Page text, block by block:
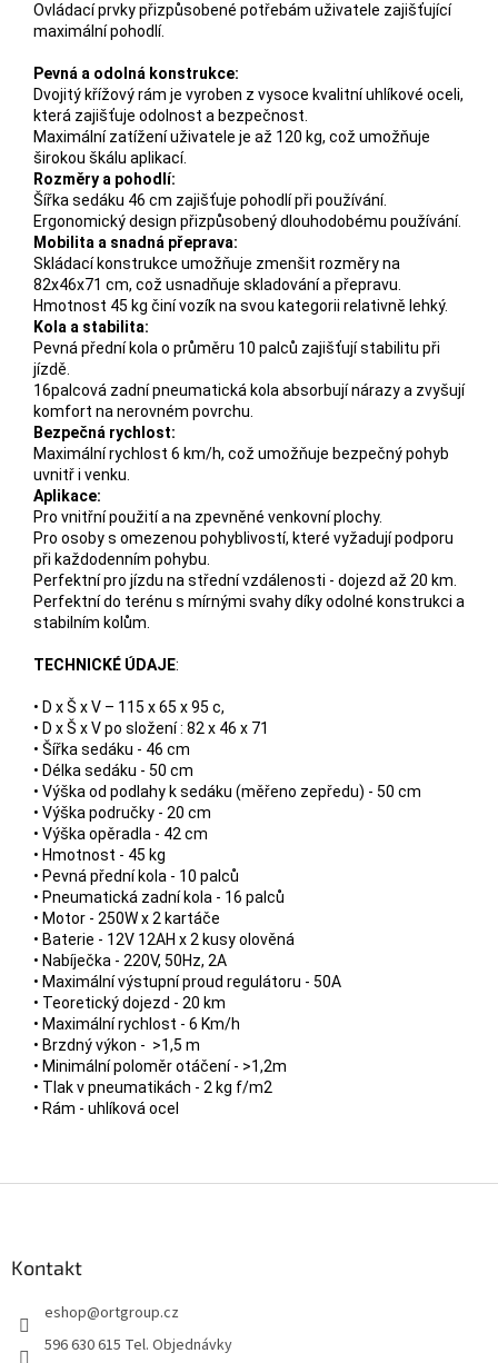
Ovládací prvky přizpůsobené potřebám uživatele zajišťující
maximální pohodlí.
Pevná a odolná konstrukce:
Dvojitý křížový rám je vyroben z vysoce kvalitní uhlíkové oceli,
která zajišťuje odolnost a bezpečnost.
Maximální zatížení uživatele je až 120 kg, což umožňuje
širokou škálu aplikací.
Rozměry a pohodlí:
Šířka sedáku 46 cm zajišťuje pohodlí při používání.
Ergonomický design přizpůsobený dlouhodobému používání.
Mobilita a snadná přeprava:
Skládací konstrukce umožňuje zmenšit rozměry na
82x46x71 cm, což usnadňuje skladování a přepravu.
Hmotnost 45 kg činí vozík na svou kategorii relativně lehký.
Kola a stabilita:
Pevná přední kola o průměru 10 palců zajišťují stabilitu při
jízdě.
16palcová zadní pneumatická kola absorbují nárazy a zvyšují
komfort na nerovném povrchu.
Bezpečná rychlost:
Maximální rychlost 6 km/h, což umožňuje bezpečný pohyb
uvnitř i venku.
Aplikace:
Pro vnitřní použití a na zpevněné venkovní plochy.
Pro osoby s omezenou pohyblivostí, které vyžadují podporu
při každodenním pohybu.
Perfektní pro jízdu na střední vzdálenosti - dojezd až 20 km.
Perfektní do terénu s mírnými svahy díky odolné konstrukci a
stabilním kolům.
TECHNICKÉ ÚDAJE:
• D x Š x V – 115 x 65 x 95 c,
• D x Š x V po složení : 82 x 46 x 71
• Šířka sedáku - 46 cm
• Délka sedáku - 50 cm
• Výška od podlahy k sedáku (měřeno zepředu) - 50 cm
• Výška područky - 20 cm
• Výška opěradla - 42 cm
• Hmotnost - 45 kg
• Pevná přední kola - 10 palců
• Pneumatická zadní kola - 16 palců
• Motor - 250W x 2 kartáče
• Baterie - 12V 12AH x 2 kusy olověná
• Nabíječka - 220V, 50Hz, 2A
• Maximální výstupní proud regulátoru - 50A
• Teoretický dojezd - 20 km
• Maximální rychlost - 6 Km/h
• Brzdný výkon - >1,5 m
• Minimální poloměr otáčení - >1,2m
• Tlak v pneumatikách - 2 kg f/m2
• Rám - uhlíková ocel
Kontakt
eshop@ortgroup.cz
596 630 615 Tel. Objednávky